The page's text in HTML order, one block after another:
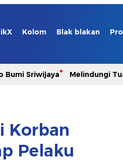
Kolom Blak blakan
Bumi Sriwijaya Melindungi
Korban
Pelaku